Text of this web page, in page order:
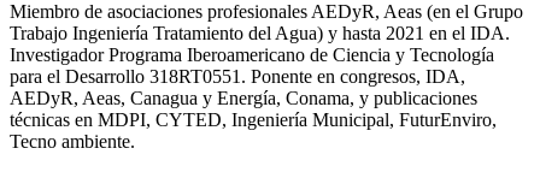
Miembro de asociaciones profesionales AEDyR, Aeas (en el Grupo
Trabajo Ingeniería Tratamiento del Agua) y hasta 2021 en el IDA.
Investigador Programa Iberoamericano de Ciencia y Tecnología
para el Desarrollo 318RT0551. Ponente en congresos, IDA,
AEDyR, Aeas, Canagua y Energía, Conama, y publicaciones
técnicas en MDPI, CYTED, Ingeniería Municipal, FuturEnviro,
Tecno ambiente.